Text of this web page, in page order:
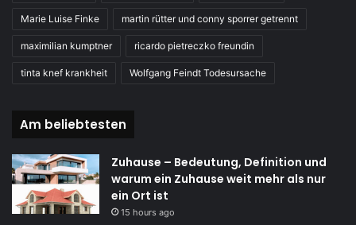
Marie Luise Finke martin rütter und conny sporrer getrennt
maximilian kumptner ricardo pietreczko freundin
tinta knef krankheit Wolfgang Feindt Todesursache
Am beliebtesten
Zuhause – Bedeutung, Definition und
warum ein Zuhause weit mehr als nur
ein Ort ist
15 hours ago